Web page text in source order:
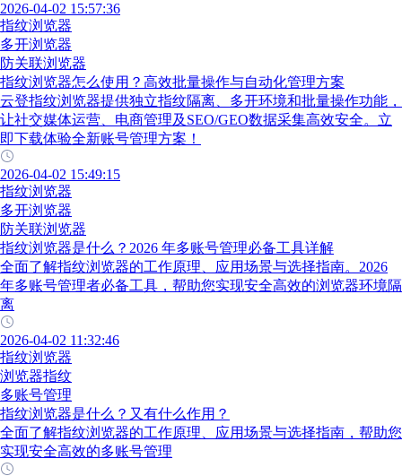
2026-04-02 15:57:36
指纹浏览器
多开浏览器
防关联浏览器
指纹浏览器怎么使用？高效批量操作与自动化管理方案
云登指纹浏览器提供独立指纹隔离、多开环境和批量操作功能，
让社交媒体运营、电商管理及SEO/GEO数据采集高效安全。立
即下载体验全新账号管理方案！
2026-04-02 15:49:15
指纹浏览器
多开浏览器
防关联浏览器
指纹浏览器是什么？2026 年多账号管理必备工具详解
全面了解指纹浏览器的工作原理、应用场景与选择指南。2026
年多账号管理者必备工具，帮助您实现安全高效的浏览器环境隔
离
2026-04-02 11:32:46
指纹浏览器
浏览器指纹
多账号管理
指纹浏览器是什么？又有什么作用？
全面了解指纹浏览器的工作原理、应用场景与选择指南，帮助您
实现安全高效的多账号管理